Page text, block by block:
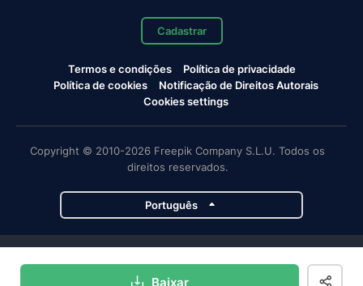
Baixar
Cadastrar
Termos e condições
Política de privacidade
Política de cookies
Notificação de Direitos Autorais
Cookies settings
Copyright © 2010-2026 Freepik Company S.L.U. Todos os
direitos reservados.
Português